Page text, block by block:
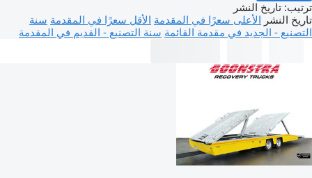
ترتيب: تاريخ النشر
تاريخ النشر الأعلى سعرًا في المقدمة الأقل سعرًا في المقدمة سنة
التصنيع - الجديد في مقدمة القائمة سنة التصنيع - القديم في المقدمة